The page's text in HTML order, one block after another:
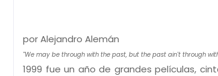
por Alejandro Alemán
"We may be through with the past, but the past ain't through
1999 fue un año de grandes películas,